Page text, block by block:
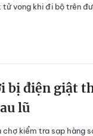
vong khi đi bộ trên
bị điện giật
lũ
chợ kiểm tra sạp hàng